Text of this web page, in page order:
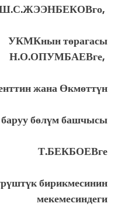
Ш.С.ЖЭЭНБЕКОВго,
УКМКнын төрагасы
Н.О.ОПУМБАЕВге,
жанаӨкмөттүн
бөлүм башчысы
Т.БЕКБОЕВге
бирикмесинин
мекемесиндеги